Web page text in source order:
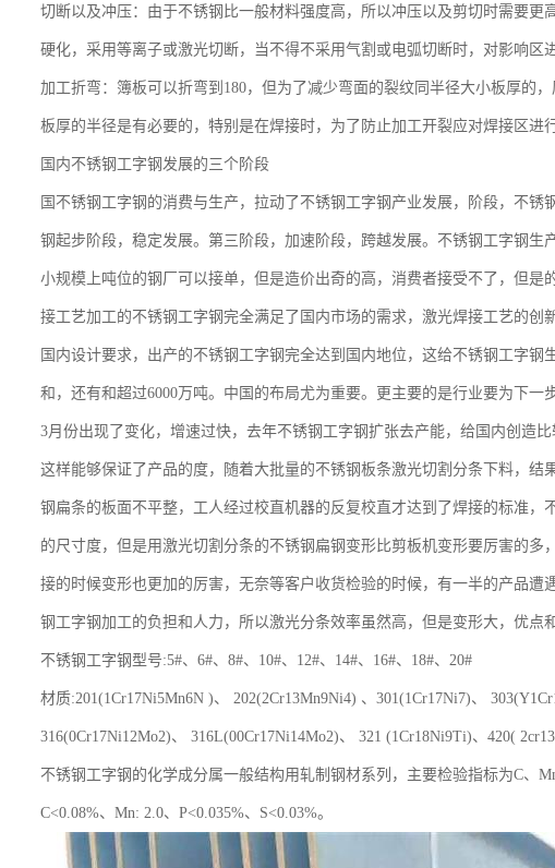
切断以及冲压：由于不锈钢比一般材料强度高，所以冲压以及剪切时需要
硬化，采用等离子或激光切断，当不得不采用气割或电弧切断时，对影响区
加工折弯：簿板可以折弯到180，但为了减少弯面的裂纹同半径大小板厚的
板厚的半径是有必要的，特别是在焊接时，为了防止加工开裂应对焊接区进
国内不锈钢工字钢发展的三个阶段
国不锈钢工字钢的消费与生产，拉动了不锈钢工字钢产业发展，阶段，不
钢起步阶段，稳定发展。第三阶段，加速阶段，跨越发展。不锈钢工字钢生
小规模上吨位的钢厂可以接单，但是造价出奇的高，消费者接受不了，但
接工艺加工的不锈钢工字钢完全满足了国内市场的需求，激光焊接工艺的
国内设计要求，出产的不锈钢工字钢完全达到国内地位，这给不锈钢工字钢
和，还有和超过6000万吨。中国的布局尤为重要。更主要的是行业要为下
3月份出现了变化，增速过快，去年不锈钢工字钢扩张去产能，给国内创造
这样能够保证了产品的度，随着大批量的不锈钢板条激光切割分条下料，
钢扁条的板面不平整，工人经过校直机器的反复校直才达到了焊接的标准，
的尺寸度，但是用激光切割分条的不锈钢扁钢变形比剪板机变形要厉害的
接的时候变形也更加的厉害，无奈等客户收货检验的时候，有一半的产品
钢工字钢加工的负担和人力，所以激光分条效率虽然高，但是变形大，优点
不锈钢工字钢型号:5#、6#、8#、10#、12#、14#、16#、18#、20#
材质:201(1Cr17Ni5Mn6N )、 202(2Cr13Mn9Ni4) 、301(1Cr17Ni7)、
316(0Cr17Ni12Mo2)、 316L(00Cr17Ni14Mo2)、 321 (1Cr18Ni9Ti)、420(
不锈钢工字钢的化学成分属一般结构用轧制钢材系列，主要检验指标为C、
C<0.08%、Mn: 2.0、P<0.035%、S<0.03%。